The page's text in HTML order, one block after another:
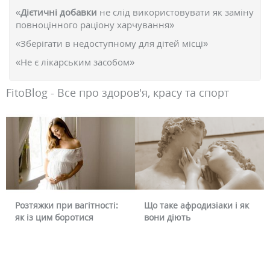
«Дієтичні добавки не слід використовувати як заміну
повноцінного раціону харчування»
«Зберігати в недоступному для дітей місці»
«Не є лікарським засобом»
FitoBlog - Все про здоров'я, красу та спорт
Що таке афродизіаки і як
вони діють
Чому червоніє обличчя і
чи можна це прибрати